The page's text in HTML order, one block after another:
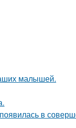
малышей.
в